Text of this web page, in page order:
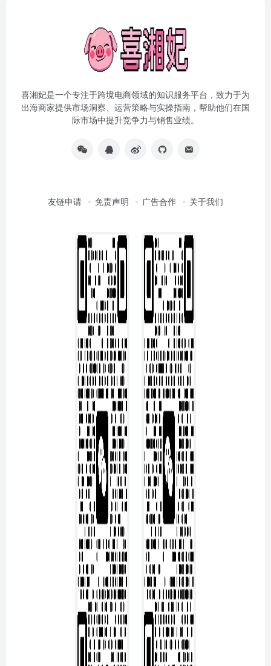
喜湘妃是一个专注于跨境电商领域的知识服务平台，致力于为
出海商家提供市场洞察、运营策略与实操指南，帮助他们在国
际市场中提升竞争力与销售业绩。
友链申请 免责声明 广告合作 关于我们